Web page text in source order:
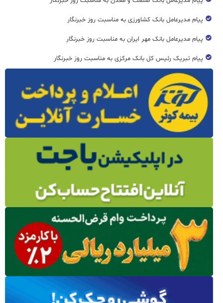
پیام مدیرعامل بانک کشاورزی به مناسبت روز خبرنگار
پیام مدیرعامل بانک مهر ایران به مناسبت روز خبرنگار
پیام تبریک رئیس کل بانک مرکزی به مناسبت روز خبرنگار